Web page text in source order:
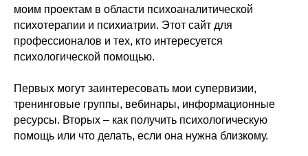
моим проектам в области психоаналитической
психотерапии и психиатрии. Этот сайт для
профессионалов и тех, кто интересуется
психологической помощью.
Первых могут заинтересовать мои супервизии,
тренинговые группы, вебинары, информационные
ресурсы. Вторых – как получить психологическую
помощь или что делать, если она нужна близкому.